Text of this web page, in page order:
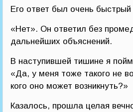
Его ответ был очень быстрый
«Нет». Он ответил без
дальнейших объяснений.
В наступившей тишине я
«Да, у меня тоже такого не
кого оно может возникнуть?»
Казалось, прошла целая